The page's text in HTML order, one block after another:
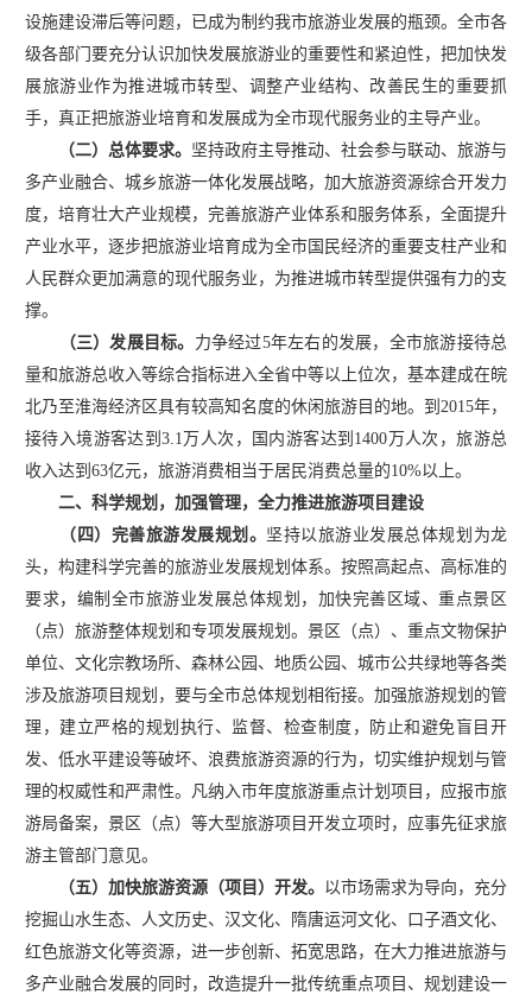
设施建设滞后等问题，已成为制约我市旅游业发展的瓶颈。全市各
级各部门要充分认识加快发展旅游业的重要性和紧迫性，把加快发
展旅游业作为推进城市转型、调整产业结构、改善民生的重要抓
手，真正把旅游业培育和发展成为全市现代服务业的主导产业。
（二）总体要求。 坚持政府主导推动、社会参与联动、旅游与
多产业融合、城乡旅游一体化发展战略，加大旅游资源综合开发力
度，培育壮大产业规模，完善旅游产业体系和服务体系，全面提升
产业水平，逐步把旅游业培育成为全市国民经济的重要支柱产业和
人民群众更加满意的现代服务业，为推进城市转型提供强有力的支
撑。
（三）发展目标。 力争经过5年左右的发展，全市旅游接待总
量和旅游总收入等综合指标进入全省中等以上位次，基本建成在皖
北乃至淮海经济区具有较高知名度的休闲旅游目的地。到2015年，
接待入境游客达到3.1万人次，国内游客达到1400万人次，旅游总
收入达到63亿元，旅游消费相当于居民消费总量的10%以上。
二、科学规划，加强管理，全力推进旅游项目建设
（四）完善旅游发展规划。 坚持以旅游业发展总体规划为龙
头，构建科学完善的旅游业发展规划体系。按照高起点、高标准的
要求，编制全市旅游业发展总体规划，加快完善区域、重点景区
（点）旅游整体规划和专项发展规划。景区（点）、重点文物保护
单位、文化宗教场所、森林公园、地质公园、城市公共绿地等各类
涉及旅游项目规划，要与全市总体规划相衔接。加强旅游规划的管
理，建立严格的规划执行、监督、检查制度，防止和避免盲目开
发、低水平建设等破坏、浪费旅游资源的行为，切实维护规划与管
理的权威性和严肃性。凡纳入市年度旅游重点计划项目，应报市旅
游局备案，景区（点）等大型旅游项目开发立项时，应事先征求旅
游主管部门意见。
（五）加快旅游资源（项目）开发。 以市场需求为导向，充分
挖掘山水生态、人文历史、汉文化、隋唐运河文化、口子酒文化、
红色旅游文化等资源，进一步创新、拓宽思路，在大力推进旅游与
多产业融合发展的同时，改造提升一批传统重点项目、规划建设一